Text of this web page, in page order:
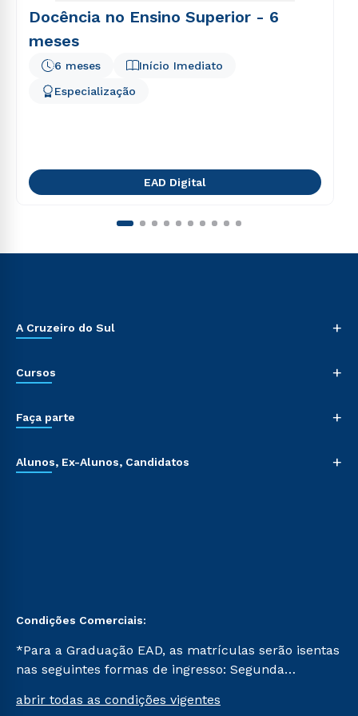
Docência no Ensino Superior - 6
meses
Início Imediato
6 meses
Especialização
EAD Digital
A Cruzeiro do Sul +
Cursos +
Faça parte +
Alunos, Ex-Alunos, Candidatos +
Condições Comerciais:
*Para a Graduação EAD, as matrículas serão isentas
nas seguintes formas de ingresso: Segunda
Já para as demais, a taxa de matrícula será de R$
abrir todas as condições vigentes